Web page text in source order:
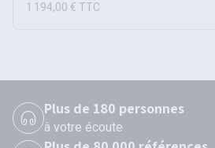
1 194,00 € TTC
Plus de 180 personnes
à votre écoute